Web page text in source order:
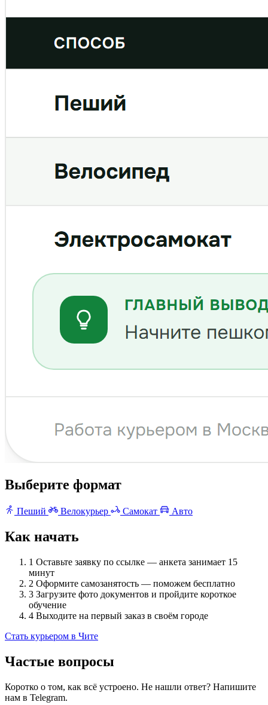
Выберите формат
Пеший Велокурьер Самокат Авто
Как начать
1 Оставьте заявку по ссылке — анкета занимает 15
минут
2 Оформите самозанятость — поможем бесплатно
3 Загрузите фото документов и пройдите короткое
обучение
4 Выходите на первый заказ в своём городе
Стать курьером в Чите
Частые вопросы
Коротко о том, как всё устроено. Не нашли ответ? Напишите
нам в Telegram.